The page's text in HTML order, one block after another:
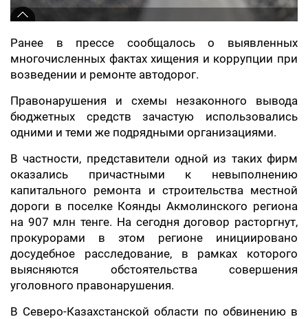
Ранее в прессе сообщалось о выявленных
многочисленных фактах хищения и коррупции при
возведении и ремонте автодорог.
Правонарушения и схемы незаконного вывода
бюджетных средств зачастую использовались
одними и теми же подрядными организациями.
В частности, представители одной из таких фирм
оказались причастными к невыполнению
капитального ремонта и строительства местной
дороги в поселке Коянды Акмолинского региона
на 907 млн тенге. На сегодня договор расторгнут,
прокурорами в этом регионе инициировано
досудебное расследование, в рамках которого
выясняются обстоятельства совершения
уголовного правонарушения.
В Северо-Казахстанской области по обвинению в